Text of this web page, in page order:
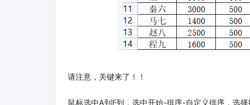
请注意，关键来了！！
鼠标选中A到F列，选中开始-排序-自定义排序，选择